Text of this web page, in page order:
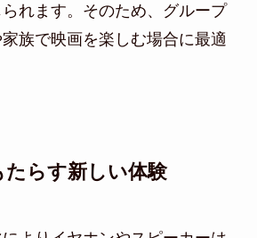
れます。そのため、グループ
族で映画を楽しむ場合に最適
らす新しい体験